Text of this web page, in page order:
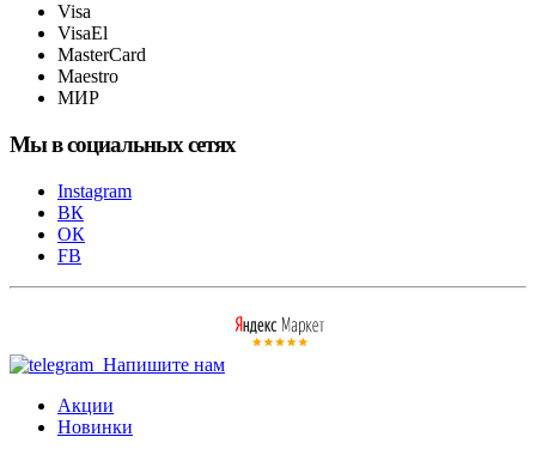
Visa
VisaEl
MasterCard
Maestro
МИР
Мы в социальных сетях
Instagram
ВК
ОК
FB
Напишите нам
Акции
Новинки